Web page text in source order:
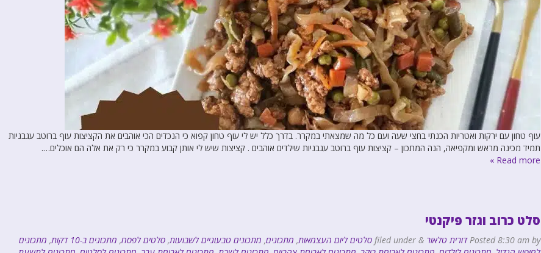
עוף טחון עם ירקות ואטריות הכנתי בחצי שעה ועם כל מה שמצאתי במקרר. בדרך כלל יש לי עוף טחון קפוא כי הנכדים הכי אוהבים את הקציצות עוף ברוטב עגבניות
תמיד מכינה מראש ומקפיאה, הנה המתכון – קציצות עוף ברוטב עגבניות שילדים אוהבים . קציצות שיש לי אותן קבוע במקרר כי רק את אלה הם אוכלים….
Read more »
סלט כרוב וגזר פיקנטי
Posted8:30 am by דורית טלאור & סלטים ליום העצמאות, מתכונים, מתכונים טבעוניים לשבועות, סלטים לפסח, מתכונים ב-10 דקות , מתכונים